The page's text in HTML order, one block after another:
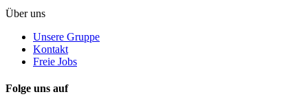
Über uns
Unsere Gruppe
Kontakt
Freie Jobs
Folge uns auf